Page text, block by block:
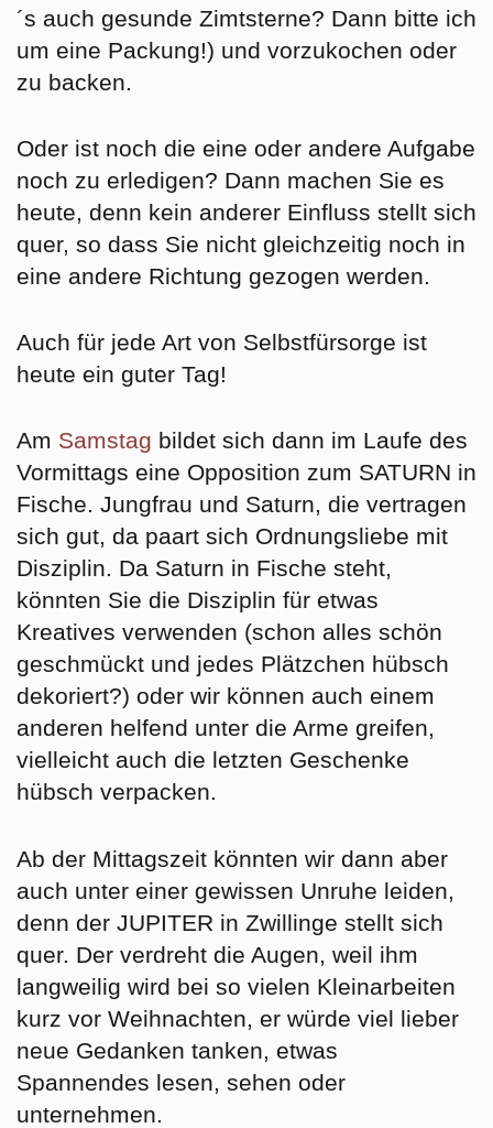
´s auch gesunde Zimtsterne? Dann bitte ich
um eine Packung!) und vorzukochen oder
zu backen.
Oder ist noch die eine oder andere Aufgabe
noch zu erledigen? Dann machen Sie es
heute, denn kein anderer Einfluss stellt sich
quer, so dass Sie nicht gleichzeitig noch in
eine andere Richtung gezogen werden.
Auch für jede Art von Selbstfürsorge ist
heute ein guter Tag!
Am Samstag bildet sich dann im Laufe des
Vormittags eine Opposition zum SATURN in
Fische. Jungfrau und Saturn, die vertragen
sich gut, da paart sich Ordnungsliebe mit
Disziplin. Da Saturn in Fische steht,
könnten Sie die Disziplin für etwas
Kreatives verwenden (schon alles schön
geschmückt und jedes Plätzchen hübsch
dekoriert?) oder wir können auch einem
anderen helfend unter die Arme greifen,
vielleicht auch die letzten Geschenke
hübsch verpacken.
Ab der Mittagszeit könnten wir dann aber
auch unter einer gewissen Unruhe leiden,
denn der JUPITER in Zwillinge stellt sich
quer. Der verdreht die Augen, weil ihm
langweilig wird bei so vielen Kleinarbeiten
kurz vor Weihnachten, er würde viel lieber
neue Gedanken tanken, etwas
Spannendes lesen, sehen oder
unternehmen.